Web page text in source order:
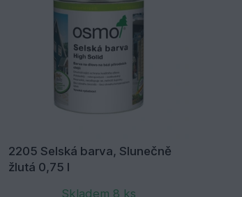
2205 Selská barva, Slunečně
žlutá 0,75 l
Skladem 8 ks